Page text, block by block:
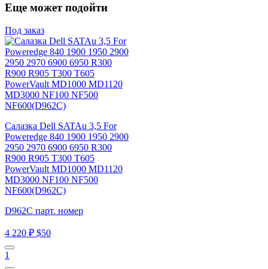
Еще может подойти
Под заказ
Салазка Dell SATAu 3,5 For
Poweredge 840 1900 1950 2900
2950 2970 6900 6950 R300
R900 R905 T300 T605
PowerVault MD1000 MD1120
MD3000 NF100 NF500
NF600(D962C)
D962C парт. номер
4 220 ₽ $50
1